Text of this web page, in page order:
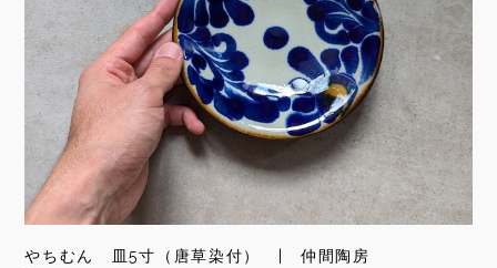
やちむん 皿5寸（唐草染付） | 仲間陶房